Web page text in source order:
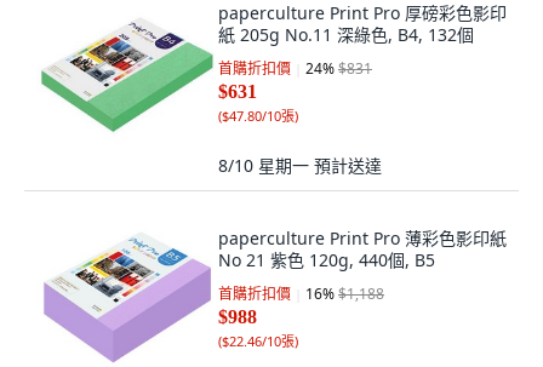
paperculture Print Pro 厚磅彩色影印
紙 205g No.11 深綠色, B4, 132個
首購折扣價 24%$831
$631
($47.80/10張)
8/10 星期一 預計送達
paperculture Print Pro 薄彩色影印紙
No 21 紫色 120g, 440個, B5
首購折扣價 16%$1,188
$988
($22.46/10張)